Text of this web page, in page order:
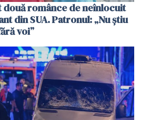
două românce de neînlocuit
din SUA. Patronul: „Nu știu
voi”